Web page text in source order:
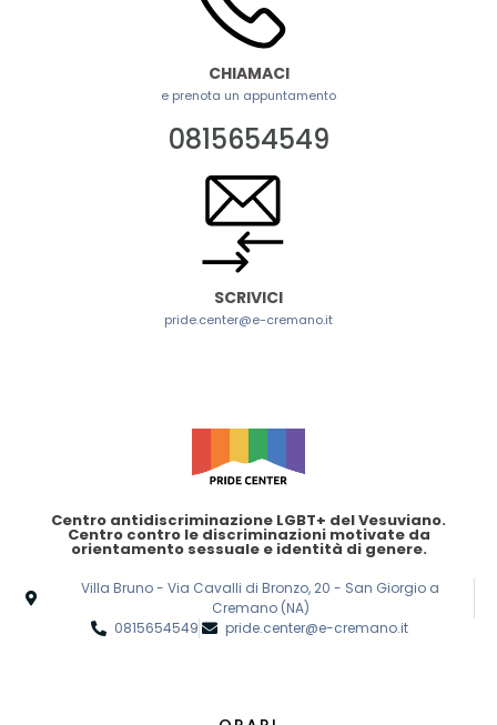
CHIAMACI
e prenota un appuntamento
0815654549
SCRIVICI
pride.center@e-cremano.it
Centro antidiscriminazione LGBT+ del Vesuviano.
Centro contro le discriminazioni motivate da
orientamento sessuale e identità di genere.
Villa Bruno - Via Cavalli di Bronzo, 20 - San Giorgio a
Cremano (NA)
0815654549
pride.center@e-cremano.it